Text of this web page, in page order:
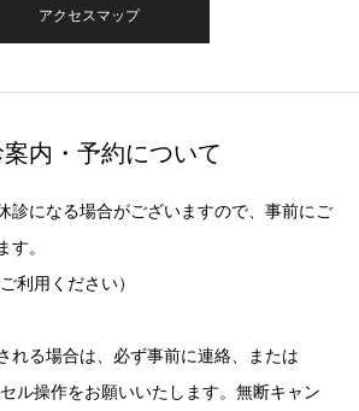
アクセスマップ
内・予約について
診になる場合がございますので、事前にご
す。
利用ください）
れる場合は、必ず事前に連絡、または
ル操作をお願いいたします。無断キャン